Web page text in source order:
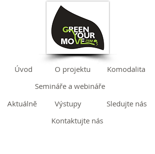
Úvod O projektu
Komodalita
Semináře a webináře
Aktuálně
Výstupy
Sledujte nás
Kontaktujte nás